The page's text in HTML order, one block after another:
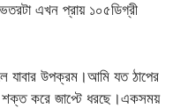
এখন প্রায় ১০৫ডিগ্রী
যাবার উপক্রম।আমি যত ঠাপের
শক্ত করে জাপ্টে ধরছে।একসময়